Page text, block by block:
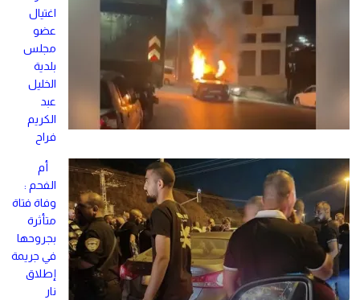
اغتيال
عضو
مجلس
بلدية
الخليل
عبد
الكريم
فراح
أم
الفحم :
وفاة فتاة
متأثرة
بجروحها
في جريمة
إطلاق
نار